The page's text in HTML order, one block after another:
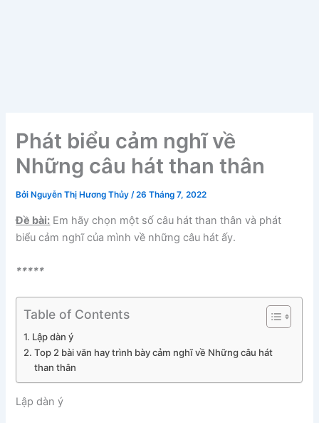
Phát biểu cảm nghĩ về
Những câu hát than thân
Bởi Nguyễn Thị Hương Thủy/26 Tháng 7, 2022
Đề bài: Em hãy chọn một số câu hát than thân và phát
biểu cảm nghĩ của mình về những câu hát ấy.
*****
Table of Contents
Lập dàn ý
Top 2 bài văn hay trình bày cảm nghĩ về Những câu hát
than thân
Lập dàn ý